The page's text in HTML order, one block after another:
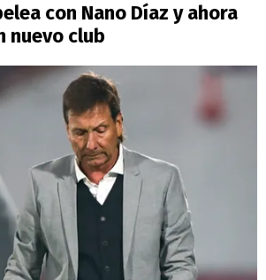
con Nano Díaz y ahora
nuevo club